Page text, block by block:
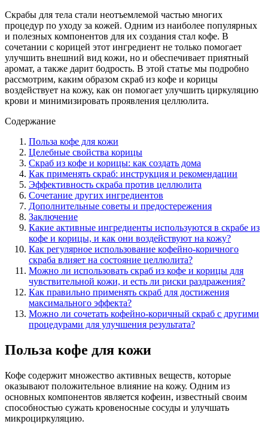
Скрабы для тела стали неотъемлемой частью многих
процедур по уходу за кожей. Одним из наиболее популярных
и полезных компонентов для их создания стал кофе. В
сочетании с корицей этот ингредиент не только помогает
улучшить внешний вид кожи, но и обеспечивает приятный
аромат, а также дарит бодрость. В этой статье мы подробно
рассмотрим, каким образом скраб из кофе и корицы
воздействует на кожу, как он помогает улучшить циркуляцию
крови и минимизировать проявления целлюлита.
Содержание
Польза кофе для кожи
Целебные свойства корицы
Скраб из кофе и корицы: как создать дома
Как применять скраб: инструкция и рекомендации
Эффективность скраба против целлюлита
Сочетание других ингредиентов
Дополнительные советы и предостережения
Заключение
Какие активные ингредиенты используются в скрабе из
кофе и корицы, и как они воздействуют на кожу?
Как регулярное использование кофейно-коричного
скраба влияет на состояние целлюлита?
Можно ли использовать скраб из кофе и корицы для
чувствительной кожи, и есть ли риски раздражения?
Как правильно применять скраб для достижения
максимального эффекта?
Можно ли сочетать кофейно-коричный скраб с другими
процедурами для улучшения результата?
Польза кофе для кожи
Кофе содержит множество активных веществ, которые
оказывают положительное влияние на кожу. Одним из
основных компонентов является кофеин, известный своим
способностью сужать кровеносные сосуды и улучшать
микроциркуляцию.